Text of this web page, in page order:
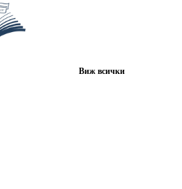
Виж всички